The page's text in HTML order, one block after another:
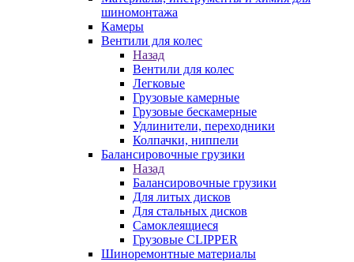
шиномонтажа
Камеры
Вентили для колес
Назад
Вентили для колес
Легковые
Грузовые камерные
Грузовые бескамерные
Удлинители, переходники
Колпачки, ниппели
Балансировочные грузики
Назад
Балансировочные грузики
Для литых дисков
Для стальных дисков
Самоклеящиеся
Грузовые CLIPPER
Шиноремонтные материалы